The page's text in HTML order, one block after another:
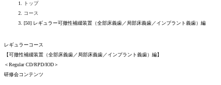
トップ
コース
[50] レギュラー可撤性補綴装置（全部床義歯／局部床義歯／インプラント義歯）編
レギュラーコース
【可撤性補綴装置（全部床義歯／局部床義歯／インプラント義歯）編】
＜Regular CD/RPD/IOD＞
研修会コンテンツ